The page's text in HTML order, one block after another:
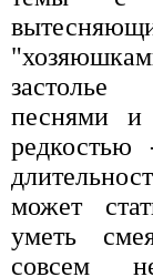
застолье
песнями и
редкостью
может
уметь
совсем